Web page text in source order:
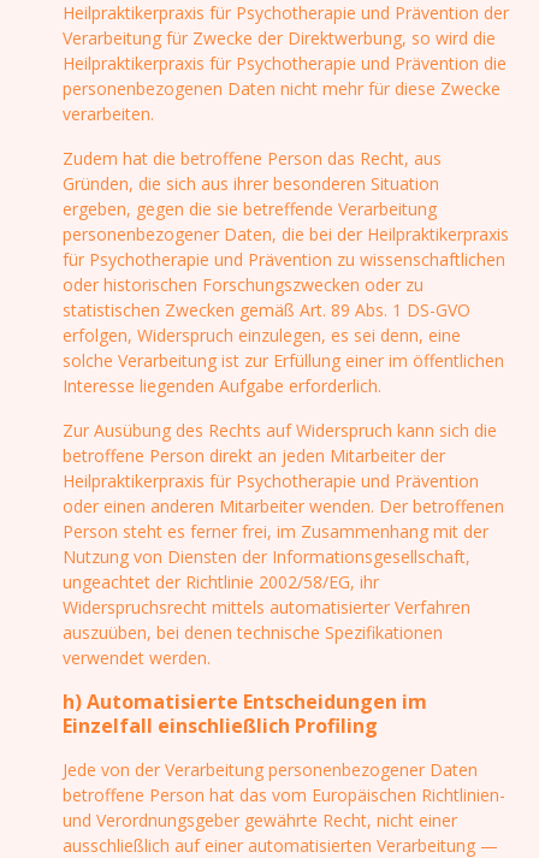
Heilpraktikerpraxis für Psychotherapie und Prävention der
Verarbeitung für Zwecke der Direktwerbung, so wird die
Heilpraktikerpraxis für Psychotherapie und Prävention die
personenbezogenen Daten nicht mehr für diese Zwecke
verarbeiten.
Zudem hat die betroffene Person das Recht, aus
Gründen, die sich aus ihrer besonderen Situation
ergeben, gegen die sie betreffende Verarbeitung
personenbezogener Daten, die bei der Heilpraktikerpraxis
für Psychotherapie und Prävention zu wissenschaftlichen
oder historischen Forschungszwecken oder zu
statistischen Zwecken gemäß Art. 89 Abs. 1 DS-GVO
erfolgen, Widerspruch einzulegen, es sei denn, eine
solche Verarbeitung ist zur Erfüllung einer im öffentlichen
Interesse liegenden Aufgabe erforderlich.
Zur Ausübung des Rechts auf Widerspruch kann sich die
betroffene Person direkt an jeden Mitarbeiter der
Heilpraktikerpraxis für Psychotherapie und Prävention
oder einen anderen Mitarbeiter wenden. Der betroffenen
Person steht es ferner frei, im Zusammenhang mit der
Nutzung von Diensten der Informationsgesellschaft,
ungeachtet der Richtlinie 2002/58/EG, ihr
Widerspruchsrecht mittels automatisierter Verfahren
auszuüben, bei denen technische Spezifikationen
verwendet werden.
h) Automatisierte Entscheidungen im
Einzelfall einschließlich Profiling
Jede von der Verarbeitung personenbezogener Daten
betroffene Person hat das vom Europäischen Richtlinien-
und Verordnungsgeber gewährte Recht, nicht einer
ausschließlich auf einer automatisierten Verarbeitung —